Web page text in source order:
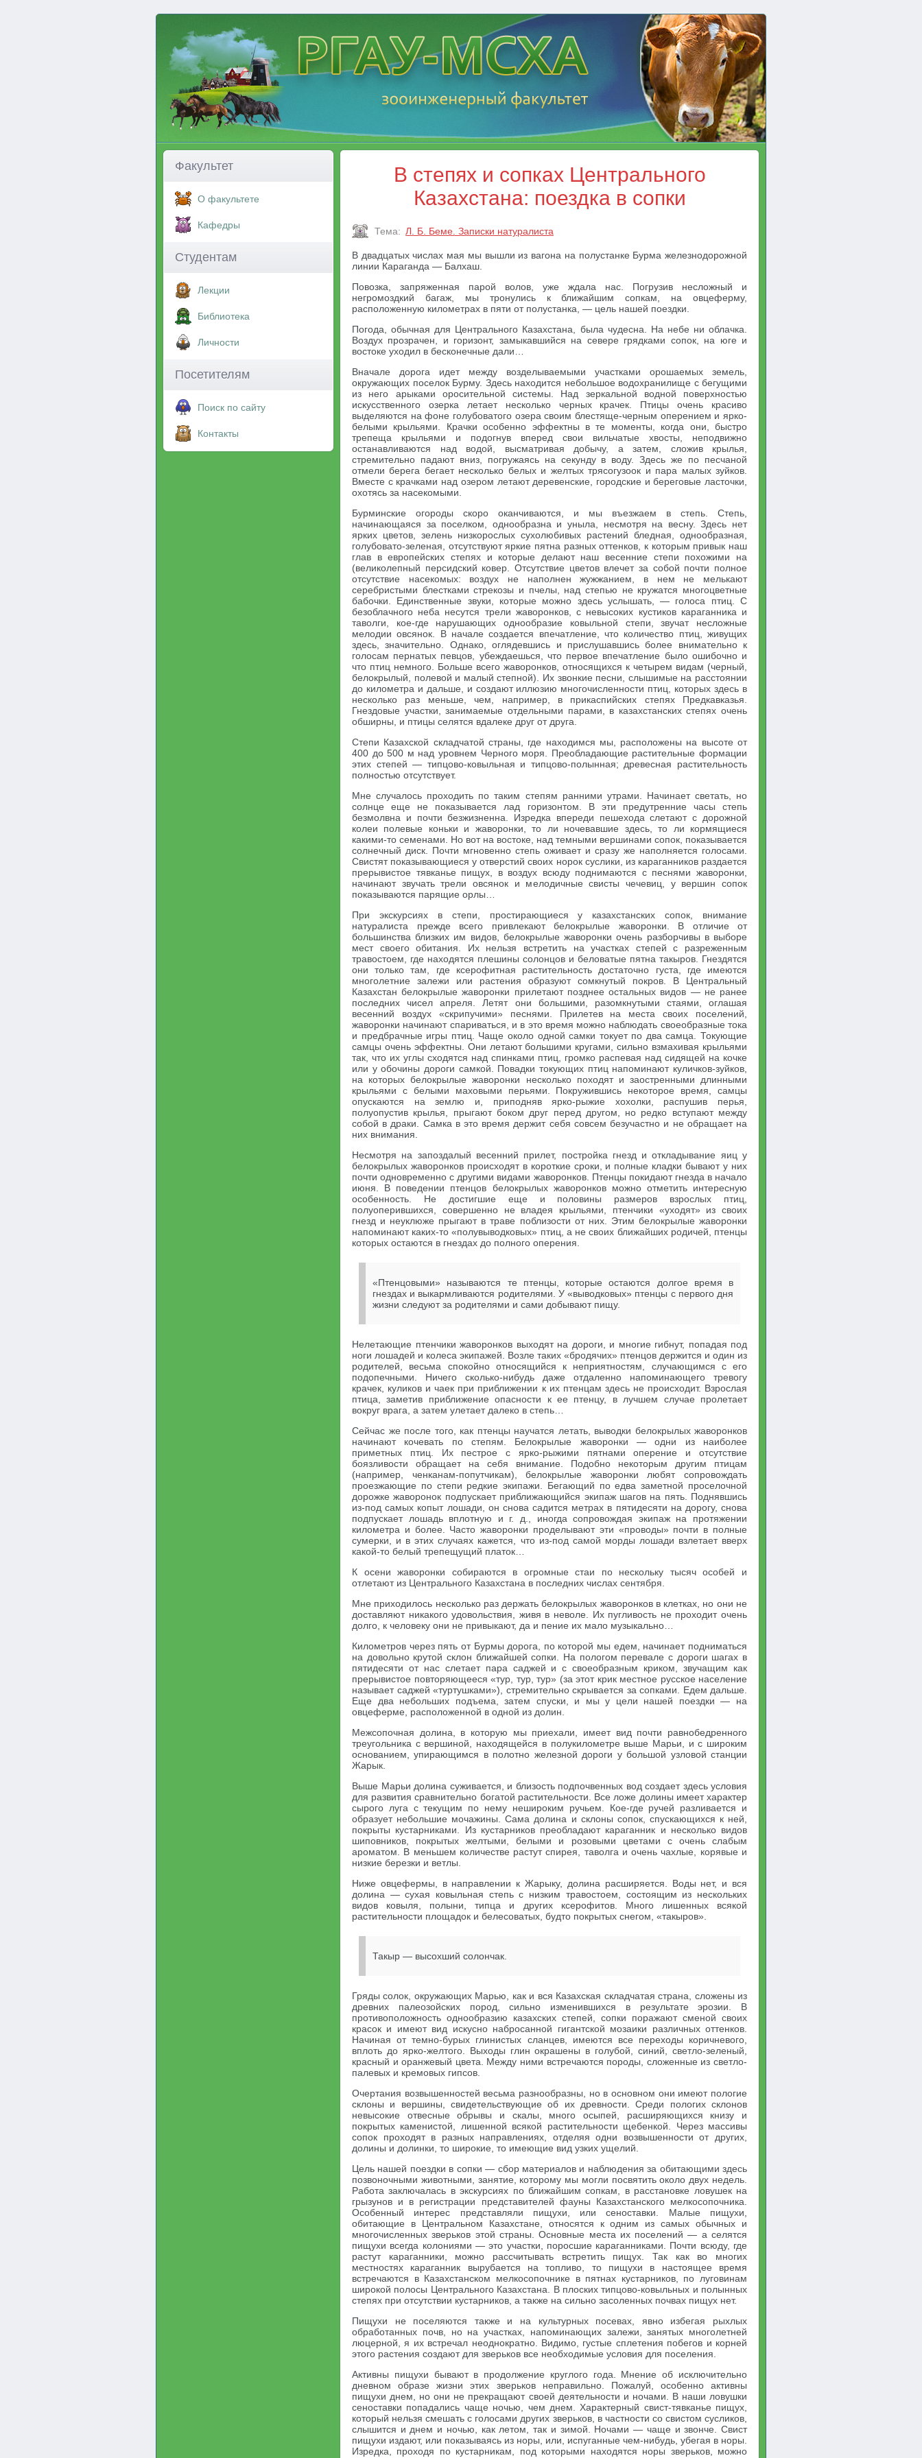
Факультет
О факультете
Кафедры
Студентам
Лекции
Библиотека
Личности
Посетителям
Поиск по сайту
Контакты
В степях и сопках Центрального
Казахстана: поездка в сопки
Тема: Л. Б. Беме. Записки натуралиста
В двадцатых числах мая мы вышли из вагона на полустанке Бурма железнодорожной
линии Караганда — Балхаш.
Повозка, запряженная парой волов, уже ждала нас. Погрузив несложный и
негромоздкий багаж, мы тронулись к ближайшим сопкам, на овцеферму,
расположенную километрах в пяти от полустанка, — цель нашей поездки.
Погода, обычная для Центрального Казахстана, была чудесна. На небе ни облачка.
Воздух прозрачен, и горизонт, замыкавшийся на севере грядками сопок, на юге и
востоке уходил в бесконечные дали…
Вначале дорога идет между возделываемыми участками орошаемых земель,
окружающих поселок Бурму. Здесь находится небольшое водохранилище с бегущими
из него арыками оросительной системы. Над зеркальной водной поверхностью
искусственного озерка летает несколько черных крачек. Птицы очень красиво
выделяются на фоне голубоватого озера своим блестяще-черным оперением и ярко-
белыми крыльями. Крачки особенно эффектны в те моменты, когда они, быстро
трепеща крыльями и подогнув вперед свои вильчатые хвосты, неподвижно
останавливаются над водой, высматривая добычу, а затем, сложив крылья,
стремительно падают вниз, погружаясь на секунду в воду. Здесь же по песчаной
отмели берега бегает несколько белых и желтых трясогузоок и пара малых зуйков.
Вместе с крачками над озером летают деревенские, городские и береговые ласточки,
охотясь за насекомыми.
Бурминские огороды скоро оканчиваются, и мы въезжаем в степь. Степь,
начинающаяся за поселком, однообразна и уныла, несмотря на весну. Здесь нет
ярких цветов, зелень низкорослых сухолюбивых растений бледная, однообразная,
голубовато-зеленая, отсутствуют яркие пятна разных оттенков, к которым привык наш
глав в европейских степях и которые делают наш весенние степи похожими на
(великолепный персидский ковер. Отсутствие цветов влечет за собой почти полное
отсутствие насекомых: воздух не наполнен жужжанием, в нем не мелькают
серебристыми блестками стрекозы и пчелы, над степью не кружатся многоцветные
бабочки. Единственные звуки, которые можно здесь услышать, — голоса птиц. С
безоблачного неба несутся трели жаворонков, с невысоких кустиков караганника и
таволги, кое-где нарушающих однообразие ковыльной степи, звучат несложные
мелодии овсянок. В начале создается впечатление, что количество птиц, живущих
здесь, значительно. Однако, оглядевшись и прислушавшись более внимательно к
голосам пернатых певцов, убеждаешься, что первое впечатление было ошибочно и
что птиц немного. Больше всего жаворонков, относящихся к четырем видам (черный,
белокрылый, полевой и малый степной). Их звонкие песни, слышимые на расстоянии
до километра и дальше, и создают иллюзию многочисленности птиц, которых здесь в
несколько раз меньше, чем, например, в прикаспийских степях Предкавказья.
Гнездовые участки, занимаемые отдельными парами, в казахстанских степях очень
обширны, и птицы селятся вдалеке друг от друга.
Степи Казахской складчатой страны, где находимся мы, расположены на высоте от
400 до 500 м над уровнем Черного моря. Преобладающие растительные формации
этих степей — типцово-ковыльная и типцово-полынная; древесная растительность
полностью отсутствует.
Мне случалось проходить по таким степям ранними утрами. Начинает светать, но
солнце еще не показывается лад горизонтом. В эти предутренние часы степь
безмолвна и почти безжизненна. Изредка впереди пешехода слетают с дорожной
колеи полевые коньки и жаворонки, то ли ночевавшие здесь, то ли кормящиеся
какими-то семенами. Но вот на востоке, над темными вершинами сопок, показывается
солнечный диск. Почти мгновенно степь оживает и сразу же наполняется голосами.
Свистят показывающиеся у отверстий своих норок суслики, из караганников раздается
прерывистое тявканье пищух, в воздух всюду поднимаются с песнями жаворонки,
начинают звучать трели овсянок и мелодичные свисты чечевиц, у вершин сопок
показываются парящие орлы…
При экскурсиях в степи, простирающиеся у казахстанских сопок, внимание
натуралиста прежде всего привлекают белокрылые жаворонки. В отличие от
большинства близких им видов, белокрылые жаворонки очень разборчивы в выборе
мест своего обитания. Их нельзя встретить на участках степей с разреженным
травостоем, где находятся плешины солонцов и беловатые пятна такыров. Гнездятся
они только там, где ксерофитная растительность достаточно густа, где имеются
многолетние залежи или растения образуют сомкнутый покров. В Центральный
Казахстан белокрылые жаворонки прилетают позднее остальных видов — не ранее
последних чисел апреля. Летят они большими, разомкнутыми стаями, оглашая
весенний воздух «скрипучими» песнями. Прилетев на места своих поселений,
жаворонки начинают спариваться, и в это время можно наблюдать своеобразные тока
и предбрачные игры птиц. Чаще около одной самки токует по два самца. Токующие
самцы очень эффектны. Они летают большими кругами, сильно взмахивая крыльями
так, что их углы сходятся над спинками птиц, громко распевая над сидящей на кочке
или у обочины дороги самкой. Повадки токующих птиц напоминают куличков-зуйков,
на которых белокрылые жаворонки несколько походят и заостренными длинными
крыльями с белыми маховыми перьями. Покружившись некоторое время, самцы
опускаются на землю и, приподняв ярко-рыжие хохолки, распушив перья,
полуопустив крылья, прыгают боком друг перед другом, но редко вступают между
собой в драки. Самка в это время держит себя совсем безучастно и не обращает на
них внимания.
Несмотря на запоздалый весенний прилет, постройка гнезд и откладывание яиц у
белокрылых жаворонков происходят в короткие сроки, и полные кладки бывают у них
почти одновременно с другими видами жаворонков. Птенцы покидают гнезда в начало
июня. В поведении птенцов белокрылых жаворонков можно отметить интересную
особенность. Не достигшие еще и половины размеров взрослых птиц,
полуоперившихся, совершенно не владея крыльями, птенчики «уходят» из своих
гнезд и неуклюже прыгают в траве поблизости от них. Этим белокрылые жаворонки
напоминают каких-то «полувыводковых» птиц, а не своих ближайших родичей, птенцы
которых остаются в гнездах до полного оперения.
«Птенцовыми» называются те птенцы, которые остаются долгое время в
гнездах и выкармливаются родителями. У «выводковых» птенцы с первого дня
жизни следуют за родителями и сами добывают пищу.
Нелетающие птенчики жаворонков выходят на дороги, и многие гибнут, попадая под
ноги лошадей и колеса экипажей. Возле таких «бродячих» птенцов держится и один из
родителей, весьма спокойно относящийся к неприятностям, случающимся с его
подопечными. Ничего сколько-нибудь даже отдаленно напоминающего тревогу
крачек, куликов и чаек при приближении к их птенцам здесь не происходит. Взрослая
птица, заметив приближение опасности к ее птенцу, в лучшем случае пролетает
вокруг врага, а затем улетает далеко в степь…
Сейчас же после того, как птенцы научатся летать, выводки белокрылых жаворонков
начинают кочевать по степям. Белокрылые жаворонки — одни из наиболее
приметных птиц. Их пестрое с ярко-рыжими пятнами оперение и отсутствие
боязливости обращает на себя внимание. Подобно некоторым другим птицам
(например, ченканам-попутчикам), белокрылые жаворонки любят сопровождать
проезжающие по степи редкие экипажи. Бегающий по едва заметной проселочной
дорожке жаворонок подпускает приближающийся экипаж шагов на пять. Поднявшись
из-под самых копыт лошади, он снова садится метрах в пятидесяти на дорогу, снова
подпускает лошадь вплотную и г. д., иногда сопровождая экипаж на протяжении
километра и более. Часто жаворонки проделывают эти «проводы» почти в полные
сумерки, и в этих случаях кажется, что из-под самой морды лошади взлетает вверх
какой-то белый трепещущий платок…
К осени жаворонки собираются в огромные стаи по нескольку тысяч особей и
отлетают из Центрального Казахстана в последних числах сентября.
Мне приходилось несколько раз держать белокрылых жаворонков в клетках, но они не
доставляют никакого удовольствия, живя в неволе. Их пугливость не проходит очень
долго, к человеку они не привыкают, да и пение их мало музыкально…
Километров через пять от Бурмы дорога, по которой мы едем, начинает подниматься
на довольно крутой склон ближайшей сопки. На пологом перевале с дороги шагах в
пятидесяти от нас слетает пара саджей и с своеобразным криком, звучащим как
прерывистое повторяющееся «тур, тур, тур» (за этот крик местное русское население
называет саджей «туртушками»), стремительно скрывается за сопками. Едем дальше.
Еще два небольших подъема, затем спуски, и мы у цели нашей поездки — на
овцеферме, расположенной в одной из долин.
Межсопочная долина, в которую мы приехали, имеет вид почти равнобедренного
треугольника с вершиной, находящейся в полукилометре выше Марьи, и с широким
основанием, упирающимся в полотно железной дороги у большой узловой станции
Жарык.
Выше Марьи долина суживается, и близость подпочвенных вод создает здесь условия
для развития сравнительно богатой растительности. Все ложе долины имеет характер
сырого луга с текущим по нему нешироким ручьем. Кое-где ручей разливается и
образует небольшие мочажины. Сама долина и склоны сопок, спускающихся к ней,
покрыты кустарниками. Из кустарников преобладают караганник и несколько видов
шиповников, покрытых желтыми, белыми и розовыми цветами с очень слабым
ароматом. В меньшем количестве растут спирея, таволга и очень чахлые, корявые и
низкие березки и ветлы.
Ниже овцефермы, в направлении к Жарыку, долина расширяется. Воды нет, и вся
долина — сухая ковыльная степь с низким травостоем, состоящим из нескольких
видов ковыля, полыни, типца и других ксерофитов. Много лишенных всякой
растительности площадок и белесоватых, будто покрытых снегом, «такыров».
Такыр — высохший солончак.
Гряды солок, окружающих Марью, как и вся Казахская складчатая страна, сложены из
древних палеозойских пород, сильно изменившихся в результате эрозии. В
противоположность однообразию казахских степей, сопки поражают сменой своих
красок и имеют вид искусно набросанной гигантской мозаики различных оттенков.
Начиная от темно-бурых глинистых сланцев, имеются все переходы коричневого,
вплоть до ярко-желтого. Выходы глин окрашены в голубой, синий, светло-зеленый,
красный и оранжевый цвета. Между ними встречаются породы, сложенные из светло-
палевых и кремовых гипсов.
Очертания возвышенностей весьма разнообразны, но в основном они имеют пологие
склоны и вершины, свидетельствующие об их древности. Среди пологих склонов
невысокие отвесные обрывы и скалы, много осыпей, расширяющихся книзу и
покрытых каменистой, лишенной всякой растительности щебенкой. Через массивы
сопок проходят в разных направлениях, отделяя одни возвышенности от других,
долины и долинки, то широкие, то имеющие вид узких ущелий.
Цель нашей поездки в сопки — сбор материалов и наблюдения за обитающими здесь
позвоночными животными, занятие, которому мы могли посвятить около двух недель.
Работа заключалась в экскурсиях по ближайшим сопкам, в расстановке ловушек на
грызунов и в регистрации представителей фауны Казахстанского мелкосопочника.
Особенный интерес представляли пищухи, или сеноставки. Малые пищухи,
обитающие в Центральном Казахстане, относятся к одним из самых обычных и
многочисленных зверьков этой страны. Основные места их поселений — а селятся
пищухи всегда колониями — это участки, поросшие караганниками. Почти всюду, где
растут караганники, можно рассчитывать встретить пищух. Так как во многих
местностях караганник вырубается на топливо, то пищухи в настоящее время
встречаются в Казахстанском мелкосопочнике в пятнах кустарников, по луговинам
широкой полосы Центрального Казахстана. В плоских типцово-ковыльных и полынных
степях при отсутствии кустарников, а также на сильно засоленных почвах пищух нет.
Пищухи не поселяются также и на культурных посевах, явно избегая рыхлых
обработанных почв, но на участках, напоминающих залежи, занятых многолетней
люцерной, я их встречал неоднократно. Видимо, густые сплетения побегов и корней
этого растения создают для зверьков все необходимые условия для поселения.
Активны пищухи бывают в продолжение круглого года. Мнение об исключительно
дневном образе жизни этих зверьков неправильно. Пожалуй, особенно активны
пищухи днем, но они не прекращают своей деятельности и ночами. В наши ловушки
сеноставки попадались чаще ночью, чем днем. Характерный свист-тявканье пищух,
который нельзя смешать с голосами других зверьков, в частности со свистом сусликов,
слышится и днем и ночью, как летом, так и зимой. Ночами — чаще и звонче. Свист
пищухи издают, или показываясь из норы, или, испуганные чем-нибудь, убегая в норы.
Изредка, проходя по кустарникам, под которыми находятся норы зверьков, можно